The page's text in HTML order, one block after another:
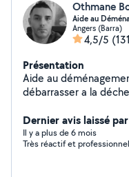
Othmane
Aide au
Angers (Barra)
4,5/5
Présentation
Aide au
débarrasser a la
Dernier avis laissé
Il y a plus de 6 mois
Très réactif et